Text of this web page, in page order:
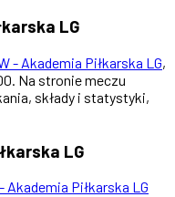
LG
- Akademia Piłkarska LG,
Na stronie meczu
składy i statystyki,
LG
Akademia Piłkarska LG